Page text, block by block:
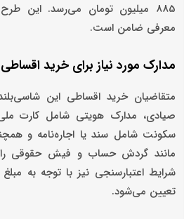
885 میلیون تومان می‌رسد. این
معرفی ضامن است.
مدارک مورد نیاز برای خرید اقساطی
متقاضیان خرید اقساطی این
صیادی، مدارک هویتی شامل کارت
سکونت شامل سند یا اجاره‌نامه و
مانند گردش حساب و فیش حقوقی را
شرایط اعتبارسنجی نیز با توجه به
تعیین می‌شود.